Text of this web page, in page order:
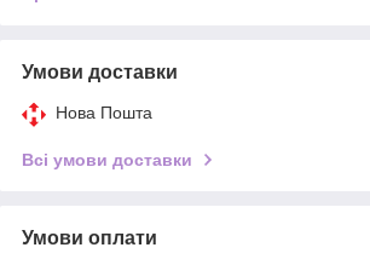
Умови доставки
Нова Пошта
Всі умови доставки
Умови оплати